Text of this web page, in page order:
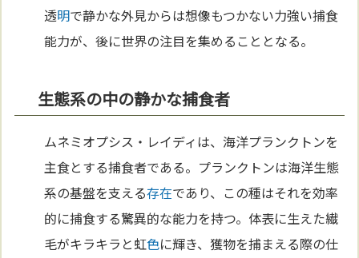
透明で静かな外見からは想像もつかない力強い捕食
能力が、後に世界の注目を集めることとなる。
生態系の中の静かな捕食者
ムネミオプシス・レイディは、海洋プランクトンを
主食とする捕食者である。プランクトンは海洋生態
系の基盤を支える存在であり、この種はそれを効率
的に捕食する驚異的な能力を持つ。体表に生えた繊
毛がキラキラと虹色に輝き、獲物を捕まえる際の仕